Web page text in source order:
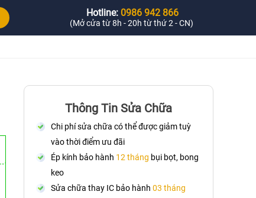
Hotline: 0986 942 866
(Mở cửa từ 8h - 20h từ thứ 2 - CN)
Thông Tin Sửa Chữa
Chi phí sửa chữa có thể được giảm tuỳ
vào thời điểm ưu đãi
Ép kính bảo hành 12 tháng bụi bọt, bong
keo
Sửa chữa thay IC bảo hành 03 tháng